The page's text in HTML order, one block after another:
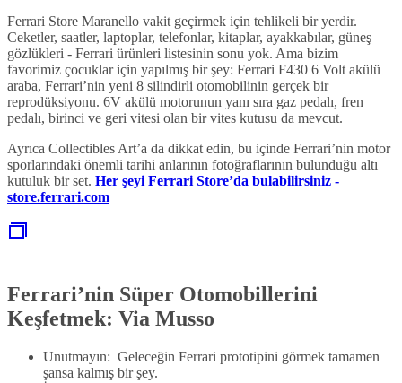
Ferrari Store Maranello vakit geçirmek için tehlikeli bir yerdir.
Ceketler, saatler, laptoplar, telefonlar, kitaplar, ayakkabılar, güneş
gözlükleri - Ferrari ürünleri listesinin sonu yok. Ama bizim
favorimiz çocuklar için yapılmış bir şey: Ferrari F430 6 Volt akülü
araba, Ferrari’nin yeni 8 silindirli otomobilinin gerçek bir
reprodüksiyonu. 6V akülü motorunun yanı sıra gaz pedalı, fren
pedalı, birinci ve geri vitesi olan bir vites kutusu da mevcut.
Ayrıca Collectibles Art’a da dikkat edin, bu içinde Ferrari’nin motor
sporlarındaki önemli tarihi anlarının fotoğraflarının bulunduğu altı
kutuluk bir set. Her şeyi Ferrari Store’da bulabilirsiniz -
store.ferrari.com
Ferrari’nin Süper Otomobillerini
Keşfetmek: Via Musso
Unutmayın: Geleceğin Ferrari prototipini görmek tamamen
şansa kalmış bir şey.